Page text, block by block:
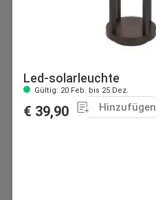
Led-solarleuchte
Gültig: 20 Feb. bis 25 Dez.
€ 39,90 Hinzufügen